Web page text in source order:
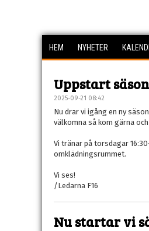
HEM NYHETER
Uppstart
2025-09-21 08:42
Nu drar vi igång en ny
välkomna så kom gärna
Vi tränar på torsdagar
omklädningsrummet.
Vi ses!
/Ledarna F16
Nu startar vi